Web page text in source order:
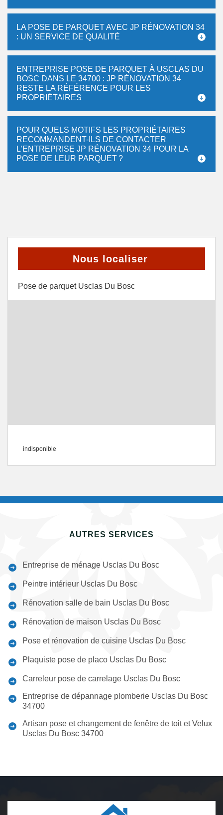
LA POSE DE PARQUET AVEC JP RÉNOVATION 34
: UN SERVICE DE QUALITÉ
ENTREPRISE POSE DE PARQUET À USCLAS DU
BOSC DANS LE 34700 : JP RÉNOVATION 34
RESTE LA RÉFÉRENCE POUR LES
PROPRIÉTAIRES
POUR QUELS MOTIFS LES PROPRIÉTAIRES
RECOMMANDENT-ILS DE CONTACTER
L’ENTREPRISE JP RÉNOVATION 34 POUR LA
POSE DE LEUR PARQUET ?
Nous localiser
Pose de parquet Usclas Du Bosc
indisponible
AUTRES SERVICES
Entreprise de ménage Usclas Du Bosc
Peintre intérieur Usclas Du Bosc
Rénovation salle de bain Usclas Du Bosc
Rénovation de maison Usclas Du Bosc
Pose et rénovation de cuisine Usclas Du Bosc
Plaquiste pose de placo Usclas Du Bosc
Carreleur pose de carrelage Usclas Du Bosc
Entreprise de dépannage plomberie Usclas Du Bosc
34700
Artisan pose et changement de fenêtre de toit et Velux
Usclas Du Bosc 34700